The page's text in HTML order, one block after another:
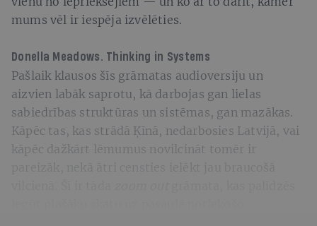
mums vēl ir iespēja izvēlēties.
Donella Meadows. Thinking in Systems
Pašlaik klausos šīs grāmatas audioversiju un
aizvien labāk saprotu, kā darbojas gan lielas
sabiedrības struktūras un sistēmas, gan mazākas.
Kāpēc tas, kas strādā Ķīnā, nedarbosies Latvijā, vai
kāpēc dažkārt lēmumus novilcināt tomēr ir